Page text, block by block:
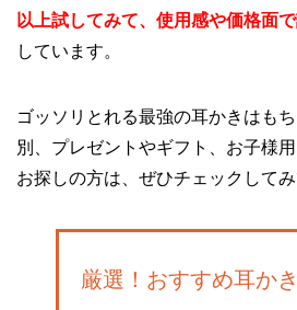
以上試してみて、使用感や価格面
しています。
ゴッソリとれる最強の耳かきはも
別、プレゼントやギフト、お子様
お探しの方は、ぜひチェックしてみ
厳選！おすすめ耳か